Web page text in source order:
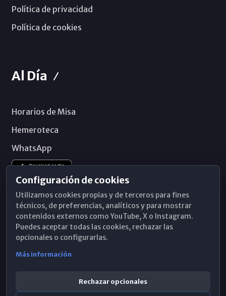
Política de privacidad
Política de cookies
Al Día
Horarios de Misa
Hemeroteca
WhatsApp
Configuración de cookies
Utilizamos cookies propias y de terceros para fines
técnicos, de preferencias, analíticos y para mostrar
contenidos externos como YouTube, X o Instagram.
Puedes aceptar todas las cookies, rechazar las
opcionales o configurarlas.
Más información
Rechazar opcionales